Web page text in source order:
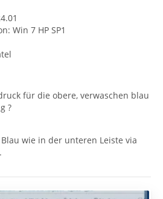
Win 7 HP SP1
für die obere, verwaschen blau
?
wie in der unteren Leiste via